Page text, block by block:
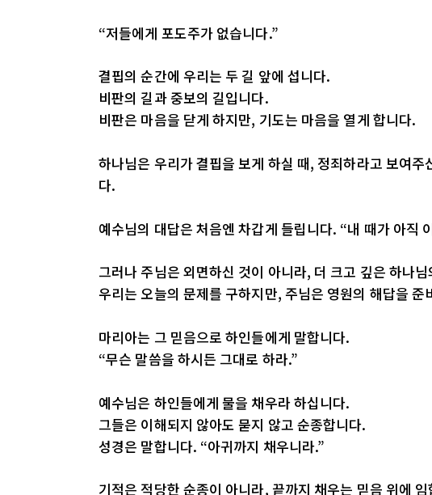
“저들에게 포도주가 없습니다.”
결핍의 순간에 우리는 두 길 앞에 섭니다.
비판의 길과 중보의 길입니다.
비판은 마음을 닫게 하지만, 기도는 마음을 열게 합니다.
하나님은 우리가 결핍을 보게 하실 때, 정죄하라고 보여
다.
예수님의 대답은 처음엔 차갑게 들립니다. “내 때가 아직
그러나 주님은 외면하신 것이 아니라, 더 크고 깊은 하나
우리는 오늘의 문제를 구하지만, 주님은 영원의 해답을 준
마리아는 그 믿음으로 하인들에게 말합니다.
“무슨 말씀을 하시든 그대로 하라.”
예수님은 하인들에게 물을 채우라 하십니다.
그들은 이해되지 않아도 묻지 않고 순종합니다.
성경은 말합니다. “아귀까지 채우니라.”
기적은 적당한 순종이 아니라, 끝까지 채우는 믿음 위에